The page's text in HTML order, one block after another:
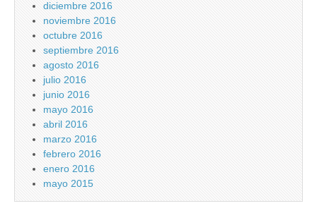
diciembre 2016
noviembre 2016
octubre 2016
septiembre 2016
agosto 2016
julio 2016
junio 2016
mayo 2016
abril 2016
marzo 2016
febrero 2016
enero 2016
mayo 2015